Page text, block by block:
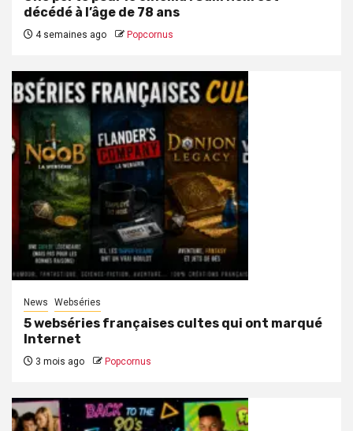
décédé à l’âge de 78 ans
4 semaines ago Popcornus
News Webséries
5 webséries françaises cultes qui ont marqué
Internet
3 mois ago Popcornus